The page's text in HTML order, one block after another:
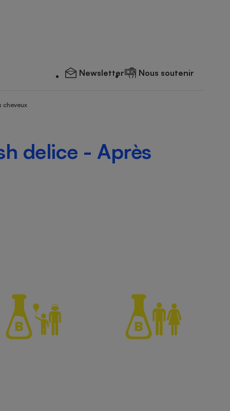
Newsletter Nous soutenir
cheveux
delice - Après